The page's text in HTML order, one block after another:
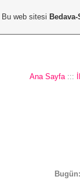
Ana Sayfa:::
Bu web sitesi